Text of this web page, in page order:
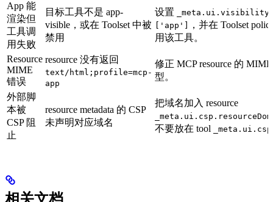
App 能
渲染但
工具调
用失败
目标工具不是 app-
visible，或在 Toolset 中被
禁用
设置
_meta.ui.visibility
['app']
，并在 Toolset
用该工具。
Resource
MIME
错误
resource 没有返回
text/html;profile=mcp-
app
修正 MCP resource 的
型。
外部脚
本被
CSP 阻
止
resource metadata 的 CSP
未声明对应域名
把域名加入 resource
不要放在 tool _meta.ui.csp